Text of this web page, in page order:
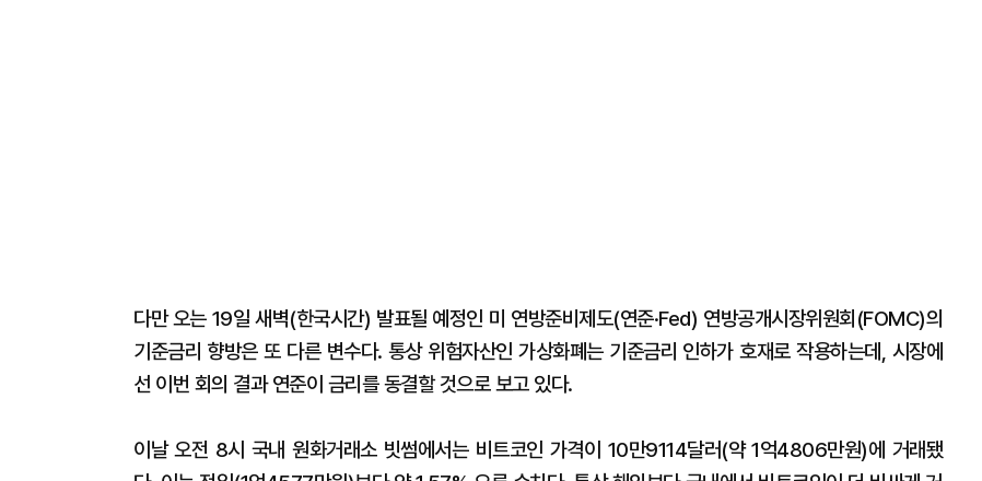
다만 오는 19일 새벽(한국시간) 발표될 예정인 미 연방준비제도(연준·Fed) 연방공개시장위원회(FOMC)의
기준금리 향방은 또 다른 변수다. 통상 위험자산인 가상화폐는 기준금리 인하가 호재로 작용하는데, 시장에
선 이번 회의 결과 연준이 금리를 동결할 것으로 보고 있다.
이날 오전 8시 국내 원화거래소 빗썸에서는 비트코인 가격이 10만9114달러(약 1억4806만원)에 거래됐